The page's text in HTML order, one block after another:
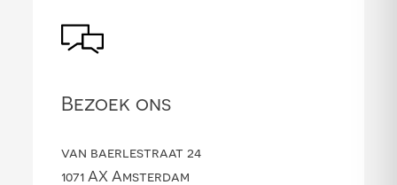
Bezoek ons
van baerlestraat 24
1071 AX Amsterdam